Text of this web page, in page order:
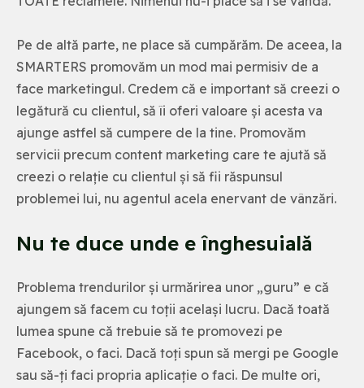
Pe de altă parte, ne place să cumpărăm. De aceea, la
SMARTERS promovăm un mod mai permisiv de a
face marketingul. Credem că e important să creezi o
legătură cu clientul, să îi oferi valoare și acesta va
ajunge astfel să cumpere de la tine. Promovăm
servicii precum content marketing care te ajută să
creezi o relație cu clientul și să fii răspunsul
problemei lui, nu agentul acela enervant de vânzări.
Nu te duce unde e înghesuială
Problema trendurilor și urmărirea unor „guru” e că
ajungem să facem cu toții același lucru. Dacă toată
lumea spune că trebuie să te promovezi pe
Facebook, o faci. Dacă toți spun să mergi pe Google
sau să-ți faci propria aplicație o faci. De multe ori,